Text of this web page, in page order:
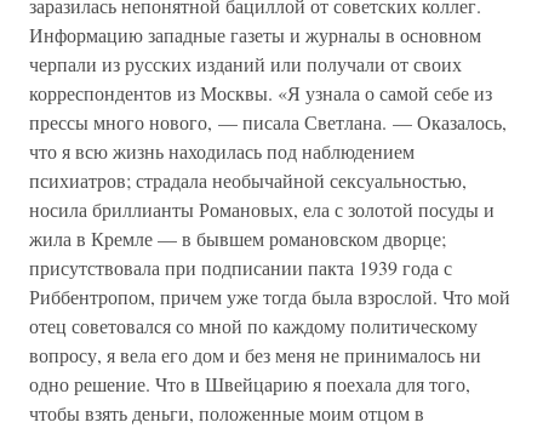
заразилась непонятной бациллой от советских коллег.
Информацию западные газеты и журналы в основном
черпали из русских изданий или получали от своих
корреспондентов из Москвы. «Я узнала о самой себе из
прессы много нового, — писала Светлана. — Оказалось,
что я всю жизнь находилась под наблюдением
психиатров; страдала необычайной сексуальностью,
носила бриллианты Романовых, ела с золотой посуды и
жила в Кремле — в бывшем романовском дворце;
присутствовала при подписании пакта 1939 года с
Риббентропом, причем уже тогда была взрослой. Что мой
отец советовался со мной по каждому политическому
вопросу, я вела его дом и без меня не принималось ни
одно решение. Что в Швейцарию я поехала для того,
чтобы взять деньги, положенные моим отцом в